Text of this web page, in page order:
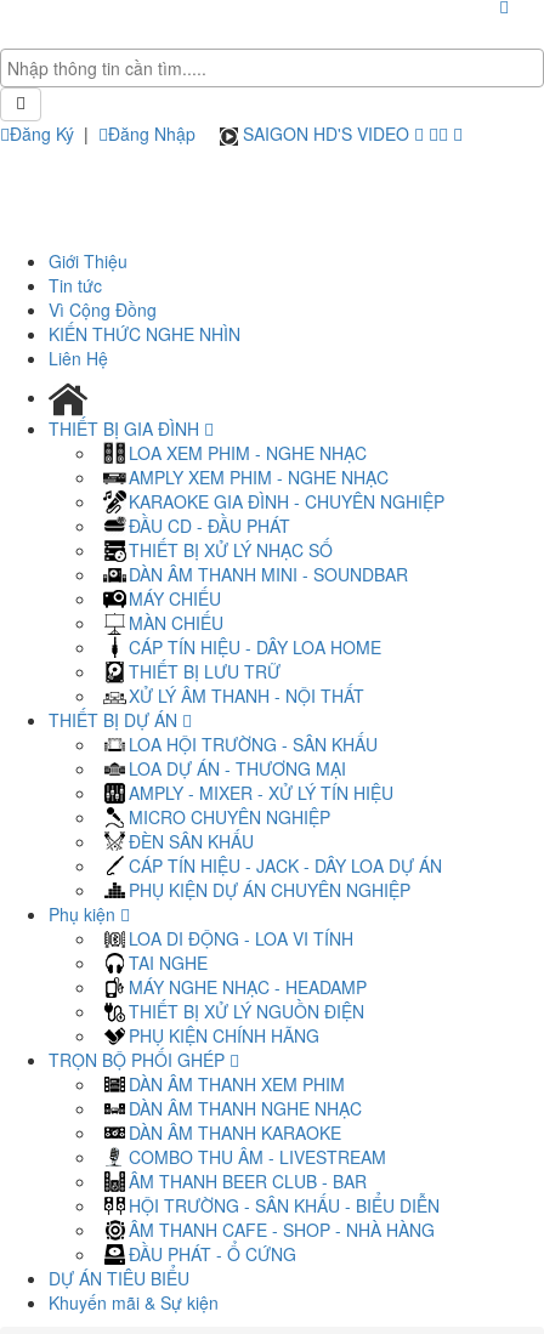
Đăng Ký | Đăng Nhập SAIGON HD'S VIDEO
Giới Thiệu
Tin tức
Vì Cộng Đồng
KIẾN THỨC NGHE NHÌN
Liên Hệ
THIẾT BỊ GIA ĐÌNH
LOA XEM PHIM - NGHE NHẠC
AMPLY XEM PHIM - NGHE NHẠC
KARAOKE GIA ĐÌNH - CHUYÊN NGHIỆP
ĐẦU CD - ĐẦU PHÁT
THIẾT BỊ XỬ LÝ NHẠC SỐ
DÀN ÂM THANH MINI - SOUNDBAR
MÁY CHIẾU
MÀN CHIẾU
CÁP TÍN HIỆU - DÂY LOA HOME
THIẾT BỊ LƯU TRỮ
XỬ LÝ ÂM THANH - NỘI THẤT
THIẾT BỊ DỰ ÁN
LOA HỘI TRƯỜNG - SÂN KHẤU
LOA DỰ ÁN - THƯƠNG MẠI
AMPLY - MIXER - XỬ LÝ TÍN HIỆU
MICRO CHUYÊN NGHIỆP
ĐÈN SÂN KHẤU
CÁP TÍN HIỆU - JACK - DÂY LOA DỰ ÁN
PHỤ KIỆN DỰ ÁN CHUYÊN NGHIỆP
Phụ kiện
LOA DI ĐỘNG - LOA VI TÍNH
TAI NGHE
MÁY NGHE NHẠC - HEADAMP
THIẾT BỊ XỬ LÝ NGUỒN ĐIỆN
PHỤ KIỆN CHÍNH HÃNG
TRỌN BỘ PHỐI GHÉP
DÀN ÂM THANH XEM PHIM
DÀN ÂM THANH NGHE NHẠC
DÀN ÂM THANH KARAOKE
COMBO THU ÂM - LIVESTREAM
ÂM THANH BEER CLUB - BAR
HỘI TRƯỜNG - SÂN KHẤU - BIỂU DIỄN
ÂM THANH CAFE - SHOP - NHÀ HÀNG
ĐẦU PHÁT - Ổ CỨNG
DỰ ÁN TIÊU BIỂU
Khuyến mãi & Sự kiện